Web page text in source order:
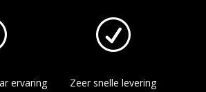
ervaring
R
Zeer snelle levering